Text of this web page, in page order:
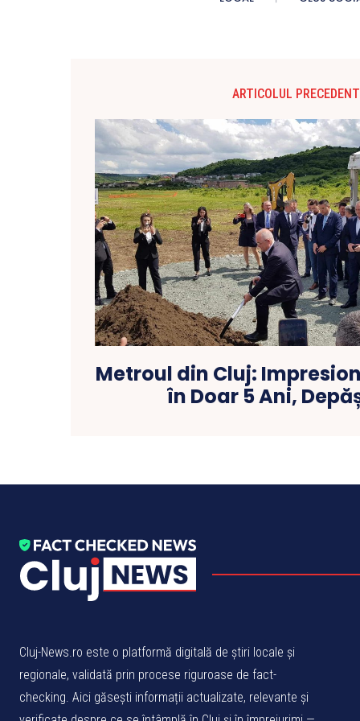
ARTICOLUL PRECEDENT
Metroul din Cluj:
în Doar 5 Ani,
Cluj-News.ro este o platformă digitală de știri locale și
regionale, validată prin procese riguroase de fact-
checking. Aici găsești informații actualizate, relevante și